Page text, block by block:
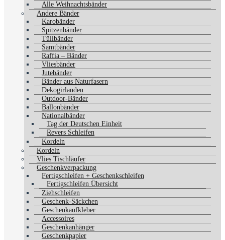
Alle Weihnachtsbänder
Andere Bänder
Karobänder
Spitzenbänder
Tüllbänder
Samtbänder
Raffia – Bänder
Vliesbänder
Jutebänder
Bänder aus Naturfasern
Dekogirlanden
Outdoor-Bänder
Ballonbänder
Nationalbänder
Tag der Deutschen Einheit
Revers Schleifen
Kordeln
Kordeln
Vlies Tischläufer
Geschenkverpackung
Fertigschleifen + Geschenkschleifen
Fertigschleifen Übersicht
Ziehschleifen
Geschenk-Säckchen
Geschenkaufkleber
Accessoires
Geschenkanhänger
Geschenkpapier